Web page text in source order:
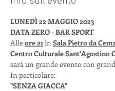
LUNEDÌ 22 MAGGIO 2023
DATA ZERO - BAR SPORT
Alle ore 21 in Sala Pietro da
Centro Culturale Sant'Agostino
sarà un grande evento con
In particolare:
"SENZA GIACCA"